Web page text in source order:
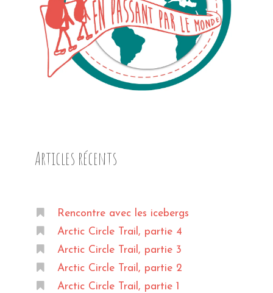
Articles récents
Rencontre avec les icebergs
Arctic Circle Trail, partie 4
Arctic Circle Trail, partie 3
Arctic Circle Trail, partie 2
Arctic Circle Trail, partie 1